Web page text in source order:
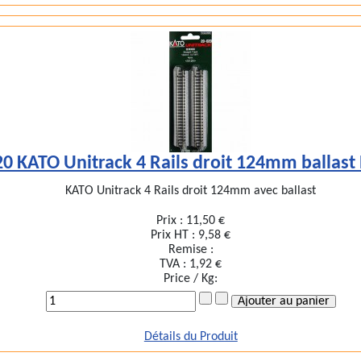
KATO Unitrack 4 Rails droit 124mm ballast
KATO Unitrack 4 Rails droit 124mm avec ballast
Prix : 11,50 €
Prix HT : 9,58 €
Remise :
TVA : 1,92 €
Price / Kg:
Détails du Produit